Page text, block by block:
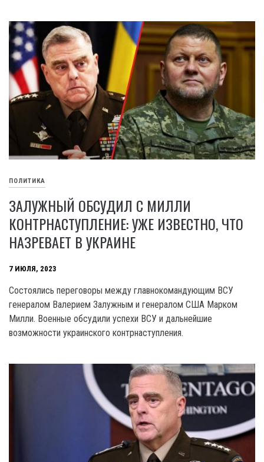
ПОЛИТИКА
ЗАЛУЖНЫЙ ОБСУДИЛ С МИЛЛИ
КОНТРНАСТУПЛЕНИЕ: УЖЕ ИЗВЕСТНО, ЧТО
НАЗРЕВАЕТ В УКРАИНЕ
7 ИЮЛЯ, 2023
Состоялись переговоры между главнокомандующим ВСУ
генералом Валерием Залужным и генералом США Марком
Милли. Военные обсудили успехи ВСУ и дальнейшие
возможности украинского контрнаступления.